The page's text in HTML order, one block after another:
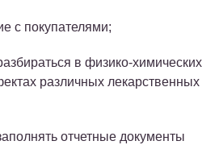
с покупателями;
в физико-химических
различных лекарственных
отчетные документы